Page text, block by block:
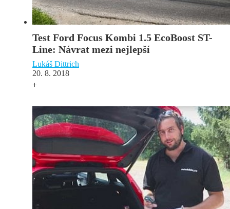
Test Ford Focus Kombi 1.5 EcoBoost ST-
Line: Návrat mezi nejlepší
Lukáš Dittrich
20. 8. 2018
+